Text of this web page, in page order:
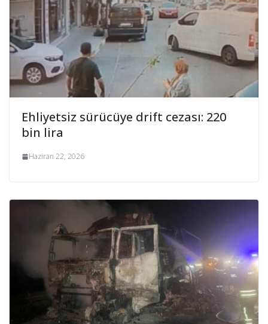
Ehliyetsiz sürücüye drift cezası: 220
bin lira
Haziran 22, 2026